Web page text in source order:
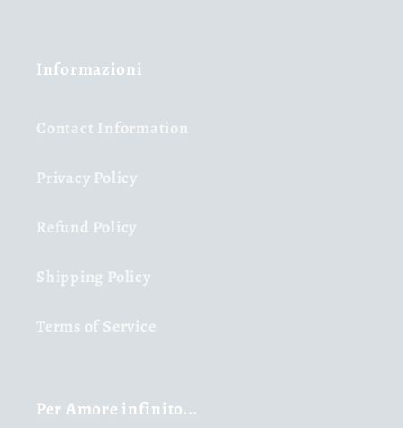
Informazioni
Contact Information
Privacy Policy
Refund Policy
Shipping Policy
Terms of Service
Per Amore infinito...